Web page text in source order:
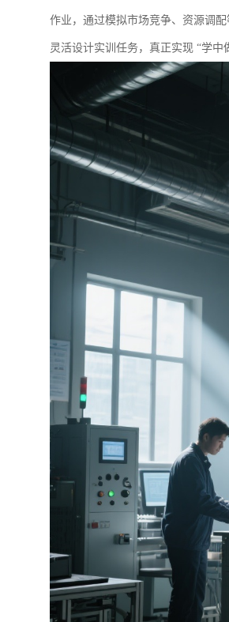
作业，通过模拟市场竞争、资源调
灵活设计实训任务，真正实现 “学中